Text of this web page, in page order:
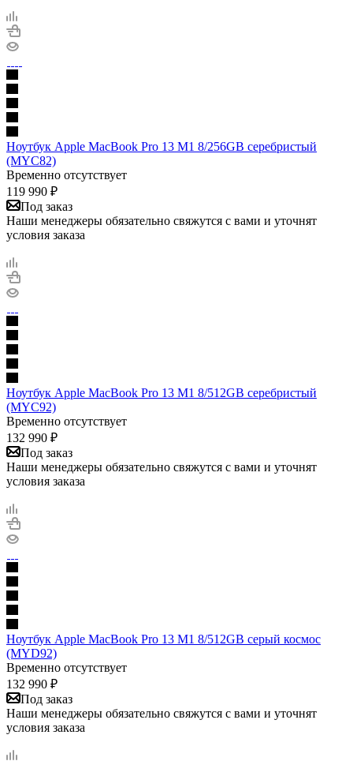
Ноутбук Apple MacBook Pro 13 M1 8/256GB серебристый
(MYC82)
Временно отсутствует
119 990 ₽
Под заказ
Наши менеджеры обязательно свяжутся с вами и уточнят
условия заказа
Ноутбук Apple MacBook Pro 13 M1 8/512GB серебристый
(MYC92)
Временно отсутствует
132 990 ₽
Под заказ
Наши менеджеры обязательно свяжутся с вами и уточнят
условия заказа
Ноутбук Apple MacBook Pro 13 M1 8/512GB серый космос
(MYD92)
Временно отсутствует
132 990 ₽
Под заказ
Наши менеджеры обязательно свяжутся с вами и уточнят
условия заказа